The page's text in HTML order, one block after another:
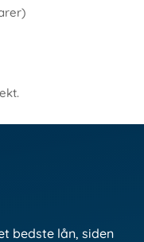
bedste lån, siden